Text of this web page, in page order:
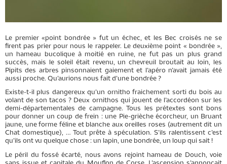
Le premier «point bondrée » fut un échec, et les Bec croisés ne se
firent pas prier pour nous le rappeler. Le deuxième point « bondrée »,
un hameau bucolique à moitié en ruine, ne fut pas un plus grand
succès, mais le soleil était revenu, un chevreuil broutait au loin, les
Pipits des arbres pinsonnaient gaiement et l’apéro n’avait jamais été
aussi proche. Qu’aurions nous fait d’une bondrée ?
Existe-t-il plus dangereux qu’un ornitho fraichement sorti du bois au
volant de son tacos ? Deux ornithos qui jouent de l’accordéon sur les
demi-départementales de campagne. Tous les prétextes sont bons
pour donner un coup de frein : une Pie-grièche écorcheur, un Bruant
jaune, une forme féline et blanche aux oreilles roses (autrement dit un
Chat domestique), … Tout prête à spéculation. S’ils ralentissent c’est
qu’ils ont vu quelque chose : un lapin, une bondrée, un loup qui sait !
Le péril du fossé écarté, nous avons rejoint hameau de Douch, voie